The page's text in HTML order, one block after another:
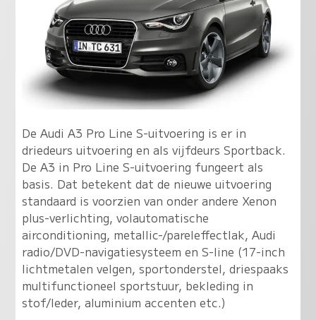
De Audi A3 Pro Line S-uitvoering is er in
driedeurs uitvoering en als vijfdeurs Sportback.
De A3 in Pro Line S-uitvoering fungeert als
basis. Dat betekent dat de nieuwe uitvoering
standaard is voorzien van onder andere Xenon
plus-verlichting, volautomatische
airconditioning, metallic-/pareleffectlak, Audi
radio/DVD-navigatiesysteem en S-line (17-inch
lichtmetalen velgen, sportonderstel, driespaaks
multifunctioneel sportstuur, bekleding in
stof/leder, aluminium accenten etc.)